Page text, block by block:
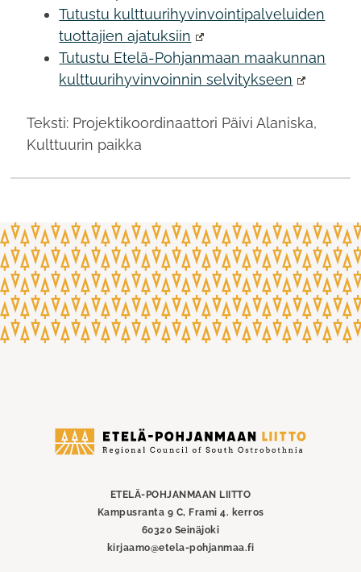
Tutustu kulttuurihyvinvointipalveluiden
tuottajien ajatuksiin
Tutustu Etelä-Pohjanmaan maakunnan
kulttuurihyvinvoinnin selvitykseen
Teksti: Projektikoordinaattori Päivi Alaniska,
Kulttuurin paikka
Etelä-
ETELÄ-POHJANMAAN LIITTO
Kampusranta 9 C, Frami 4. kerros
60320 Seinäjoki
kirjaamo@etela-pohjanmaa.fi